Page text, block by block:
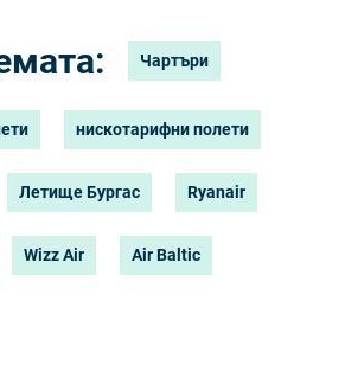
Чартъри
нискотарифни полети
Летище Бургас Ryanair
Wizz Air Air Baltic